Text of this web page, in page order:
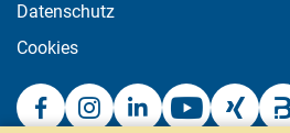
Datenschutz
Cookies